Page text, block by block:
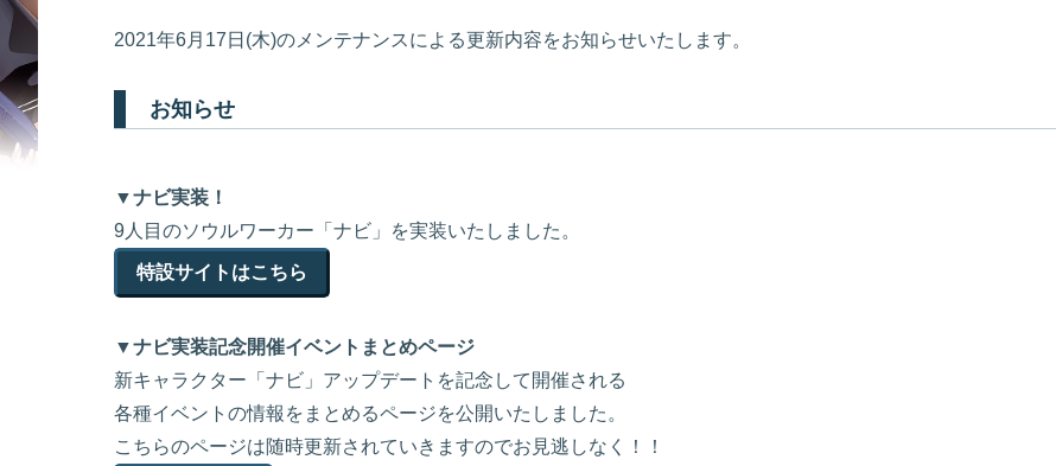
2021年6月17日(木)のメンテナンスによる更新内容をお知らせいたします。
お知らせ
▼ナビ実装！
9人目のソウルワーカー「ナビ」を実装いたしました。
特設サイトはこちら
▼ナビ実装記念開催イベントまとめページ
新キャラクター「ナビ」アップデートを記念して開催される
各種イベントの情報をまとめるページを公開いたしました。
こちらのページは随時更新されていきますのでお見逃しなく！！